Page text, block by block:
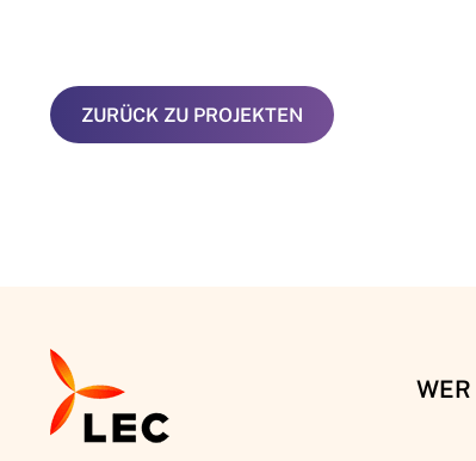
ZURÜCK ZU PROJEKTEN